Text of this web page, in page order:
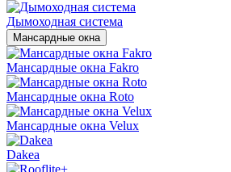
Дымоходная система
Мансардные окна
Мансардные окна Fakro
Мансардные окна Roto
Мансардные окна Velux
Dakea